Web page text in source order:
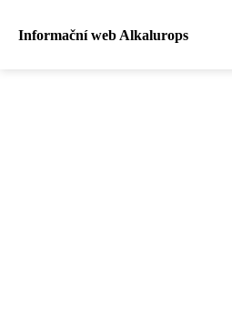
Informační web Alkalurops